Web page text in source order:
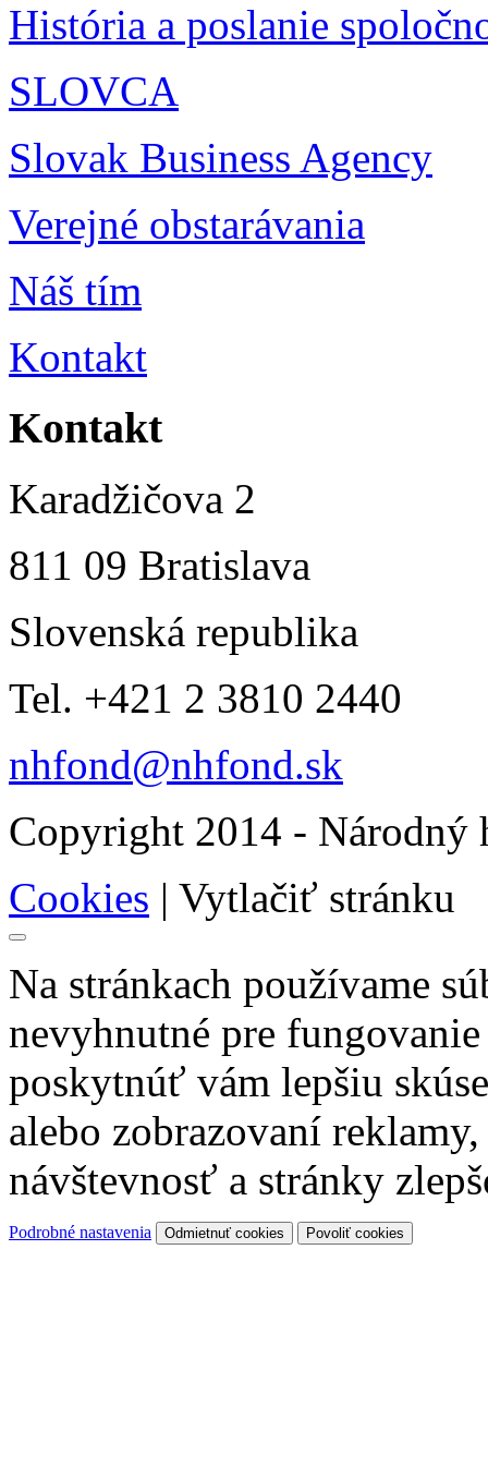
História a poslanie
SLOVCA
Slovak Business Agency
Verejné obstarávania
Náš tím
Kontakt
Kontakt
Karadžičova 2
811 09 Bratislava
Slovenská republika
Tel. +421 2 3810 2440
nhfond@nhfond.sk
Copyright 2014 - Národný
Cookies | Vytlačiť stránku
Na stránkach používame
nevyhnutné pre
poskytnúť vám lepšiu
alebo zobrazovaní
návštevnosť a stránky
Podrobné nastavenia Odmietnuť cookies Povoliť cookies